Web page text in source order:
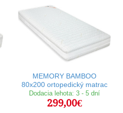
MEMORY BAMBOO
80x200 ortopedický matrac
Dodacia lehota: 3 - 5 dní
299,00€